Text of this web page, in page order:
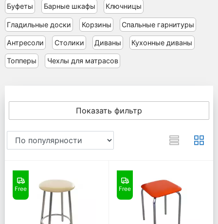
Буфеты Барные шкафы Ключницы
Гладильные доски Корзины Спальные гарнитуры
Антресоли Столики Диваны Кухонные диваны
Топперы Чехлы для матрасов
Показать фильтр
Free Free